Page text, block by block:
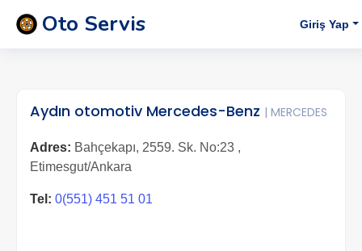
Oto Servis Giriş Yap
Aydın otomotiv Mercedes-Benz | MERCEDES
Adres: Bahçekapı, 2559. Sk. No:23 ,
Etimesgut/Ankara
Tel: 0(551) 451 51 01